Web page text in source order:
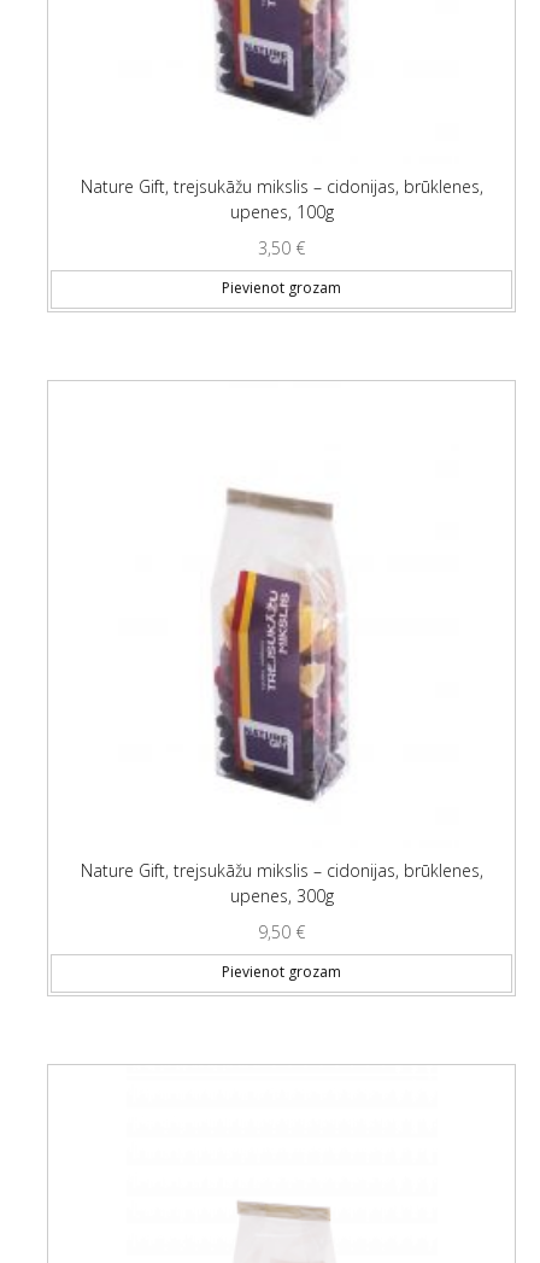
Nature Gift, trejsukāžu mikslis – cidonijas, brūklenes,
upenes, 100g
3,50 €
Pievienot grozam
Nature Gift, trejsukāžu mikslis – cidonijas, brūklenes,
upenes, 300g
9,50 €
Pievienot grozam